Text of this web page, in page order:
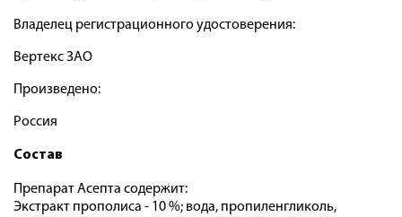
Владелец регистрационного удостоверения:
Вертекс ЗАО
Произведено:
Россия
Состав
Препарат Асепта содержит:
Экстракт прополиса - 10 %; вода, пропиленгликоль,